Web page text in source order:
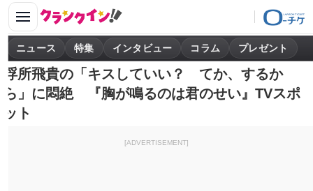
ニュース 特集 インタビュー コラム プレゼント
浮所飛貴の「キスしていい？ てか、するか
ら」に悶絶 『胸が鳴るのは君のせい』TVスポ
ット
[ADVERTISEMENT]